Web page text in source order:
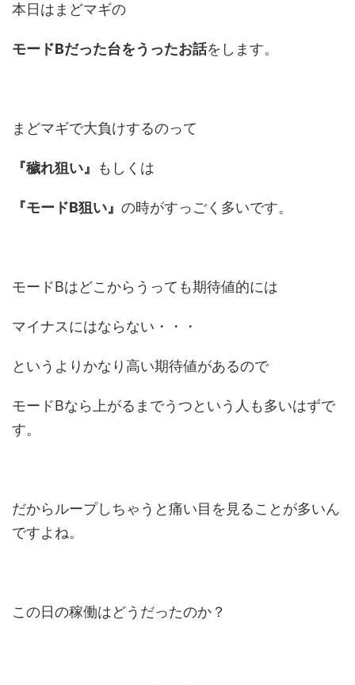
本日はまどマギの
モードBだった台をうったお話をします。
まどマギで大負けするのって
『穢れ狙い』 もしくは
『モードB狙い』 の時がすっごく多いです。
モードBはどこからうっても期待値的には
マイナスにはならない・・・
というよりかなり高い期待値があるので
モードBなら上がるまでうつという人も多いはずで
す。
だからループしちゃうと痛い目を見ることが多いん
ですよね。
この日の稼働はどうだったのか？